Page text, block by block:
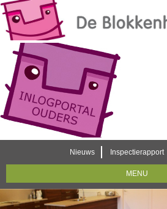
Nieuws Inspectierapport
MENU